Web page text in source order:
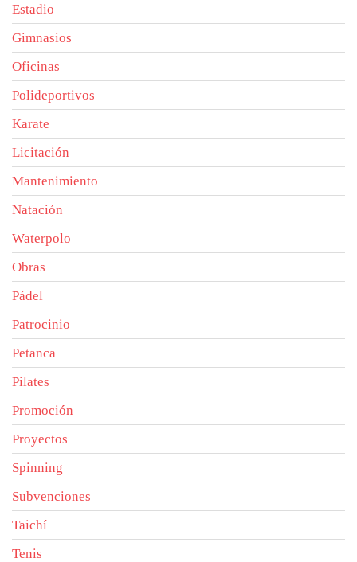
Estadio
Gimnasios
Oficinas
Polideportivos
Karate
Licitación
Mantenimiento
Natación
Waterpolo
Obras
Pádel
Patrocinio
Petanca
Pilates
Promoción
Proyectos
Spinning
Subvenciones
Taichí
Tenis